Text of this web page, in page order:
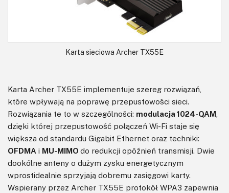
Karta sieciowa Archer TX55E
Karta Archer TX55E implementuje szereg rozwiązań,
które wpływają na poprawę przepustowości sieci.
Rozwiązania te to w szczególności: modulacja 1024-QAM
dzięki której przepustowość połączeń Wi-Fi staje się
większa od standardu Gigabit Ethernet oraz techniki:
OFDMA i MU-MIMO do redukcji opóźnień transmisji. Dwie
dookólne anteny o dużym zysku energetycznym
wprostidealnie sprzyjają dobremu zasięgowi karty.
Wspierany przez Archer TX55E protokół WPA3 zapewnia